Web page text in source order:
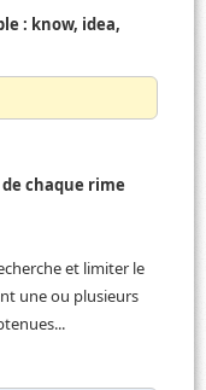
: know, idea,
chaque rime
et limiter le
une ou plusieurs